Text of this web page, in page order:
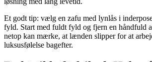
Et godt tip: vælg en zafu med lynlås i
fyld. Start med fuldt fyld og fjern en håndfuld
netop kan mærke, at lænden slipper for at
luksusfølelse bagefter.